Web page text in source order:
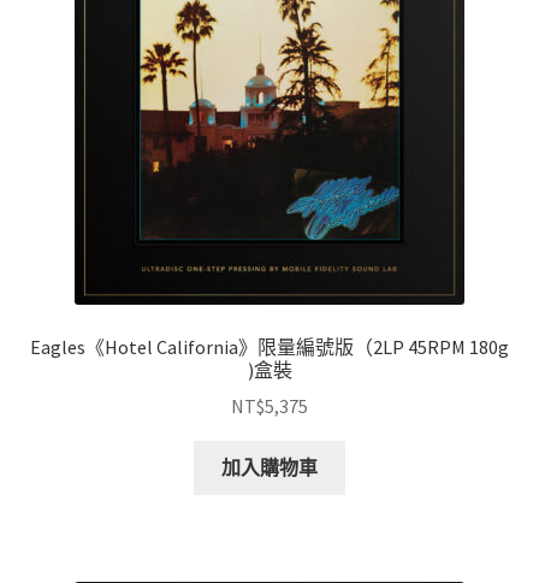
Eagles《Hotel California》限量編號版（2LP 45RPM 180g
)盒裝
NT$5,375
加入購物車